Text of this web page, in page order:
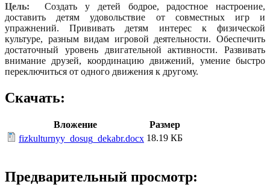
Цель:
Создать у детей бодрое, радостное настроение,
доставить детям удовольствие от совместных игр и
упражнений. Прививать детям интерес к физической
культуре, разным видам игровой деятельности. Обеспечить
достаточный уровень двигательной активности. Развивать
внимание друзей, координацию движений, умение быстро
переключиться от одного движения к другому.
Скачать:
Вложение
Размер
fizkulturnyy_dosug_dekabr.docx 18.19 КБ
Предварительный просмотр: